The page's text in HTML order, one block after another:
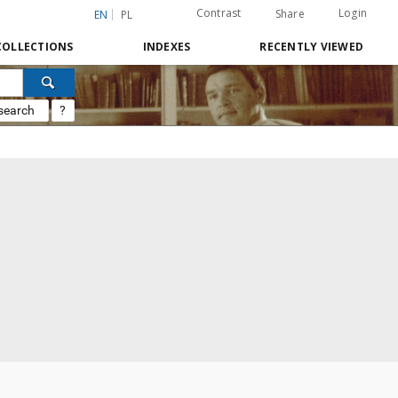
EN PL Contrast Share Login
INDEXES RECENTLY VIEWED
?